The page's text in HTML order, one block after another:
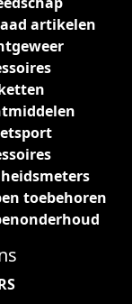
artikelen
toebehoren